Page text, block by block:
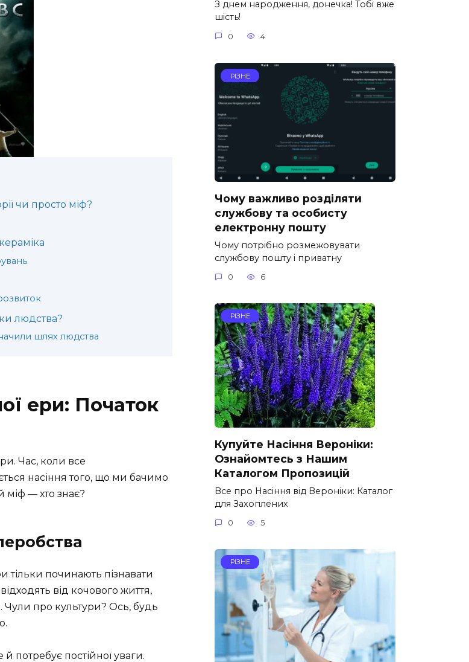
чи просто міф?
людства?
шлях людства
ери: Початок
Час, коли все
насіння того, що ми бачимо
міф — хто знає?
починають пізнавати
від кочового життя,
Чули про культури? Ось, будь
потребує постійної уваги.
З днем народження, донечка! Тобі вже
шість!
0 4
РІЗНЕ
Чому важливо розділяти
службову та особисту
електронну пошту
Чому потрібно розмежовувати
службову пошту і приватну
0 6
РІЗНЕ
Купуйте Насіння Вероніки:
Ознайомтесь з Нашим
Каталогом Пропозицій
Все про Насіння від Вероніки: Каталог
для Захоплених
0 5
РІЗНЕ